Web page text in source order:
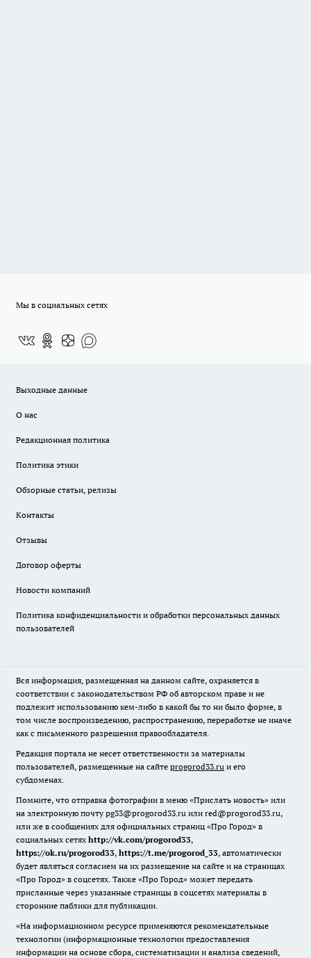
Мы в социальных сетях
Выходные данные
О нас
Редакционная политика
Политика этики
Обзорные статьи, релизы
Контакты
Отзывы
Договор оферты
Новости компаний
Политика конфиденциальности и обработки персональных данных
пользователей
Вся информация, размещенная на данном сайте, охраняется в
соответствии с законодательством РФ об авторском праве и не
подлежит использованию кем-либо в какой бы то ни было форме, в
том числе воспроизведению, распространению, переработке не иначе
как с письменного разрешения правообладателя.
Редакция портала не несет ответственности за материалы
пользователей, размещенные на сайте progorod33.ru и его
субдоменах.
Помните, что отправка фотографии в меню «Прислать новость» или
на электронную почту pg33@progorod33.ru или red@progorod33.ru,
или же в сообщениях для официальных страниц «Про Город» в
социальных сетях http://vk.com/progorod33,
https://ok.ru/progorod33, https://t.me/progorod_33, автоматически
будет являться согласием на их размещение на сайте и на страницах
«Про Город» в соцсетях. Также «Про Город» может передать
присланные через указанные страницы в соцсетях материалы в
сторонние паблики для публикации.
«На информационном ресурсе применяются рекомендательные
технологии (информационные технологии предоставления
информации на основе сбора, систематизации и анализа сведений,